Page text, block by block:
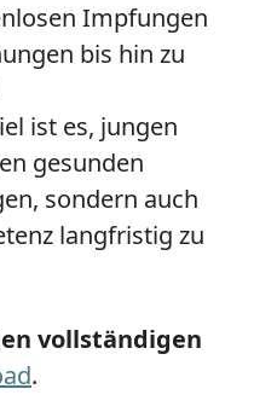
Impfungen
bis hin zu
ist es, jungen
gesunden
sondern auch
langfristig zu
vollständigen
.